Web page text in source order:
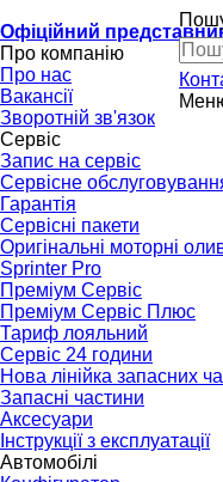
Офіційний
Про компанію
Про нас
Вакансії
Зворотній зв'язок
Сервіс
Запис на сервіс
Сервісне
Гарантія
Сервісні пакети
Оригінальні моторні
Sprinter Pro
Преміум Сервіс
Преміум Сервіс Плюс
Тариф лояльний
Сервіс 24 години
Нова лінійка запасних
Запасні частини
Аксесуари
Інструкції з експлуатації
Автомобілі